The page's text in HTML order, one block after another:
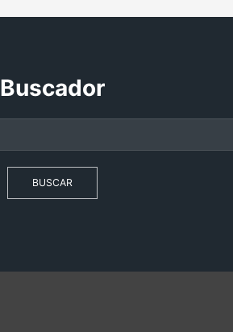
Buscador
BUSCAR